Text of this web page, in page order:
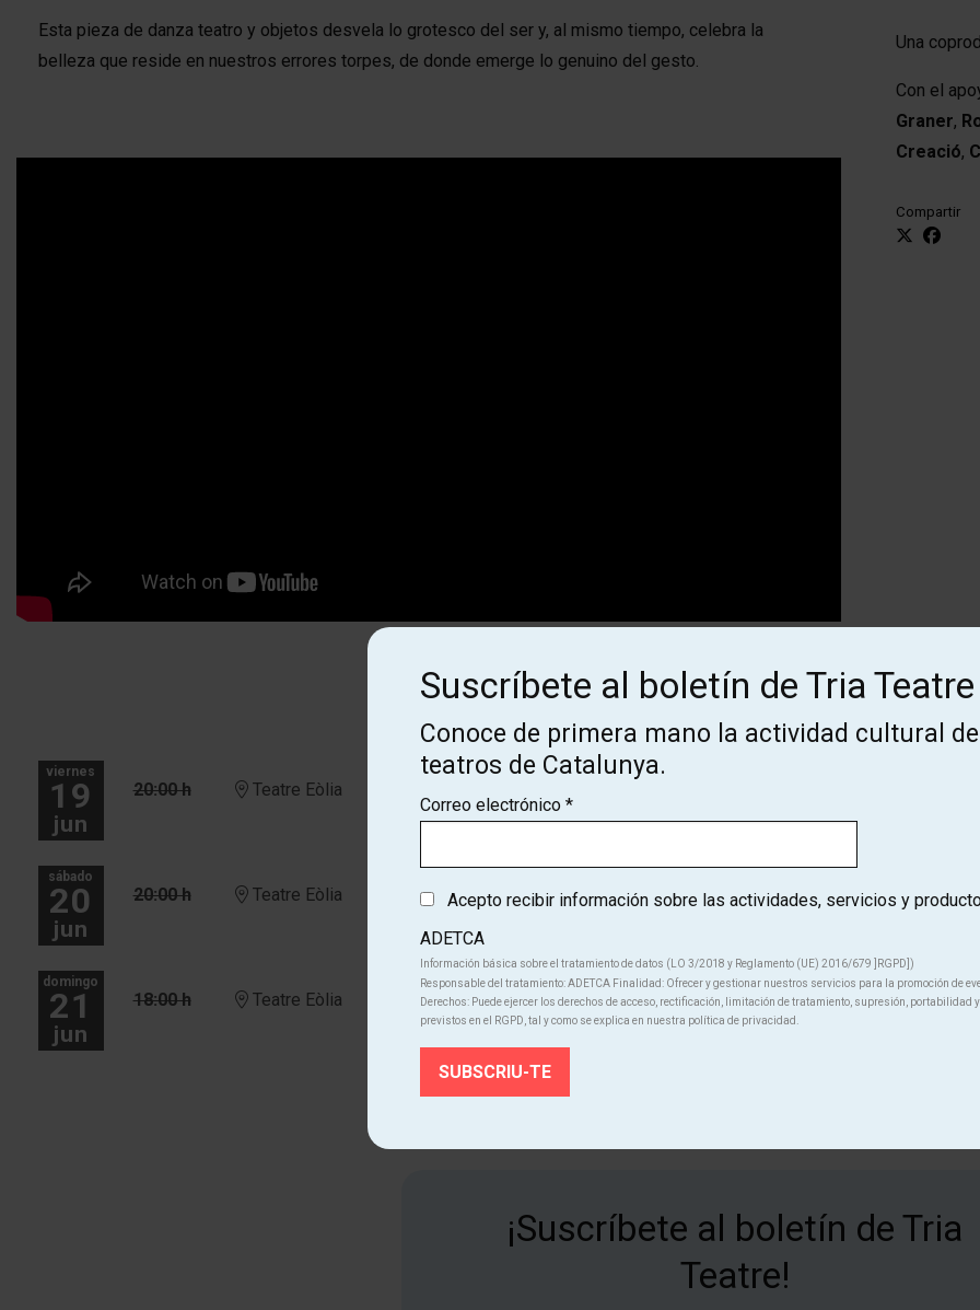
Una
Con el
Graner,
Creació,
Compartir
Esta pieza de danza teatro y objetos desvela lo grotesco del ser y, al mismo tiempo, celebra la
belleza que reside en nuestros errores torpes, de donde emerge lo genuino del gesto.
viernes
19
jun
20:00 h Teatre Eòlia
sábado
20
jun
20:00 h Teatre Eòlia Des de
Finalizado
domingo
21
jun
18:00 h Teatre Eòlia Des de
15 €
Finalizado
¡Suscríbete al boletín de Tria
Teatre!
Suscríbete al boletín de Tria Teatre
Conoce de primera mano la actividad cultural
teatros de Catalunya.
Correo electrónico *
Acepto recibir información sobre las actividades, servicios y
ADETCA
Información básica sobre el tratamiento de datos (LO 3/2018 y Reglamento (UE) 2016/679 ]RGPD])
Responsable del tratamiento: ADETCA Finalidad: Ofrecer y gestionar nuestros servicios para la promoción de
Derechos: Puede ejercer los derechos de acceso, rectificación, limitación de tratamiento, supresión, portabilidad y
previstos en el RGPD, tal y como se explica en nuestra política de privacidad.